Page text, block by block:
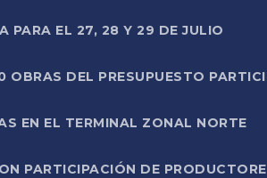
PARA EL 27, 28 Y 29 DE JULIO
DEL PRESUPUESTO
EN EL TERMINAL ZONAL NORTE
PARTICIPACIÓN DE